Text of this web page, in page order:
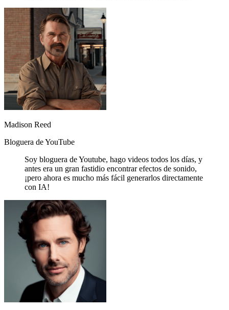
Madison Reed
Bloguera de YouTube
Soy bloguera de Youtube, hago videos todos los días, y
antes era un gran fastidio encontrar efectos de sonido,
¡pero ahora es mucho más fácil generarlos directamente
con IA!